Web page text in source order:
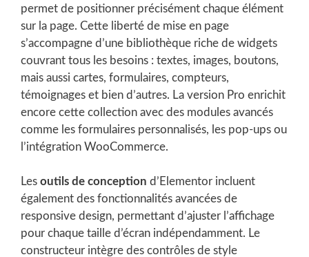
permet de positionner précisément chaque élément
sur la page. Cette liberté de mise en page
s’accompagne d’une bibliothèque riche de widgets
couvrant tous les besoins : textes, images, boutons,
mais aussi cartes, formulaires, compteurs,
témoignages et bien d’autres. La version Pro enrichit
encore cette collection avec des modules avancés
comme les formulaires personnalisés, les pop-ups ou
l’intégration WooCommerce.
Les outils de conception d’Elementor incluent
également des fonctionnalités avancées de
responsive design, permettant d’ajuster l’affichage
pour chaque taille d’écran indépendamment. Le
constructeur intègre des contrôles de style